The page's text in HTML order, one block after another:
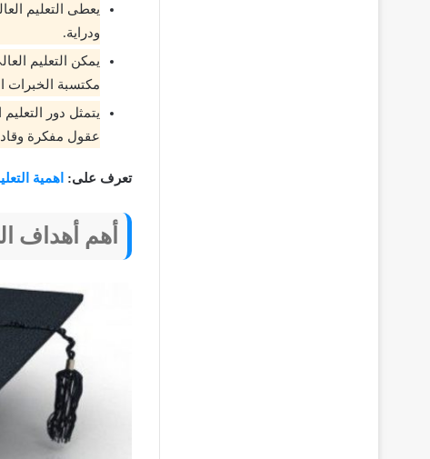
يعطى التعليم
ودراية.
يمكن التعليم
مكتسبة الخبرات
يتمثل دور
عقول مفكرة
تعرف على: اهمية
أهم أهداف